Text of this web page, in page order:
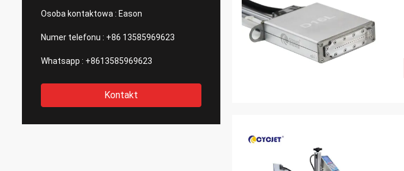
Osoba kontaktowa : Eason
Numer telefonu : +86 13585969623
Whatsapp : +8613585969623
Kontakt